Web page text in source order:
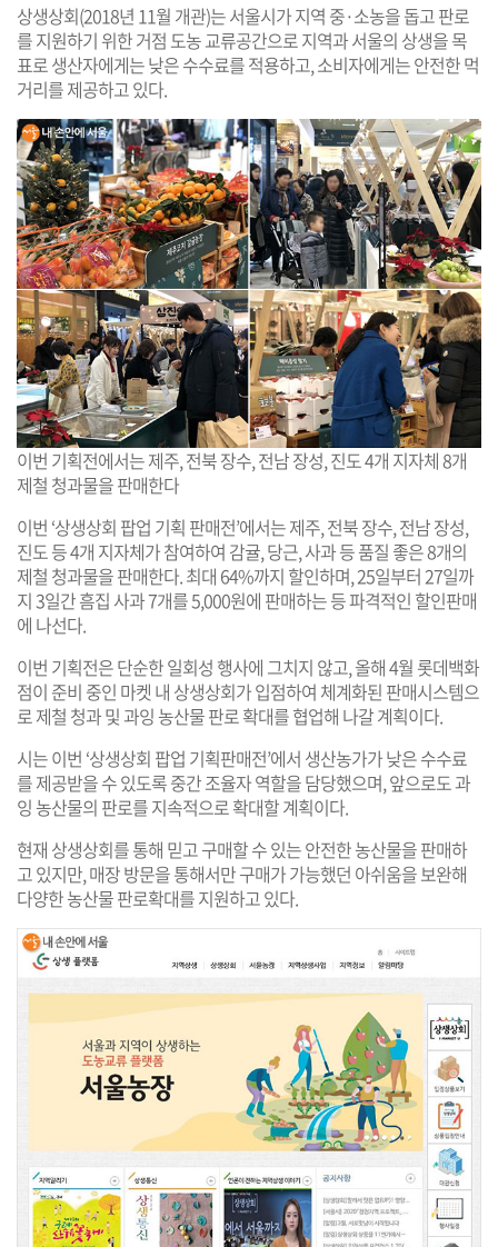
상생상회(2018년 11월 개관)는 서울시가 지역 중·소농을 돕고 판로
를 지원하기 위한 거점 도농 교류공간으로 지역과 서울의 상생을 목
표로 생산자에게는 낮은 수수료를 적용하고, 소비자에게는 안전한 먹
거리를 제공하고 있다.
이번 기획전에서는 제주, 전북 장수, 전남 장성, 진도 4개 지자체 8개
제철 청과물을 판매한다
이번 ‘상생상회 팝업 기획 판매전’에서는 제주, 전북 장수, 전남 장성,
진도 등 4개 지자체가 참여하여 감귤, 당근, 사과 등 품질 좋은 8개의
제철 청과물을 판매한다. 최대 64%까지 할인하며, 25일부터 27일까
지 3일간 흠집 사과 7개를 5,000원에 판매하는 등 파격적인 할인판매
에 나선다.
이번 기획전은 단순한 일회성 행사에 그치지 않고, 올해 4월 롯데백화
점이 준비 중인 마켓 내 상생상회가 입점하여 체계화된 판매시스템으
로 제철 청과 및 과잉 농산물 판로 확대를 협업해 나갈 계획이다.
시는 이번 ‘상생상회 팝업 기획판매전’에서 생산농가가 낮은 수수료
를 제공받을 수 있도록 중간 조율자 역할을 담당했으며, 앞으로도 과
잉 농산물의 판로를 지속적으로 확대할 계획이다.
현재 상생상회를 통해 믿고 구매할 수 있는 안전한 농산물을 판매하
고 있지만, 매장 방문을 통해서만 구매가 가능했던 아쉬움을 보완해
다양한 농산물 판로확대를 지원하고 있다.